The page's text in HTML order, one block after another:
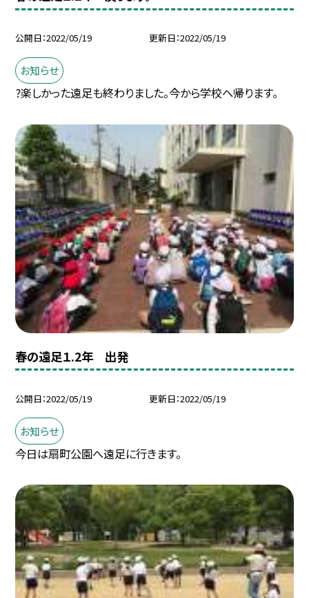
公開日 2022/05/19 更新日 2022/05/19
お知らせ
?楽しかった遠足も終わりました。今から学校へ帰ります。
春の遠足１.2年 出発
公開日 2022/05/19 更新日 2022/05/19
お知らせ
今日は扇町公園へ遠足に行きます。